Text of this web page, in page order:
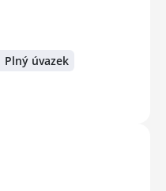
Plný úvazek